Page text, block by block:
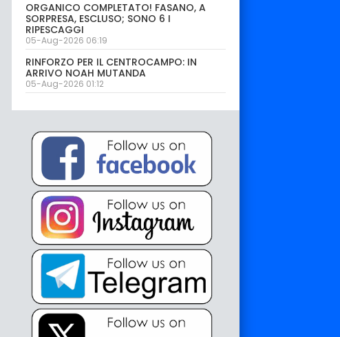
ORGANICO COMPLETATO! FASANO, A
SORPRESA, ESCLUSO; SONO 6 I
RIPESCAGGI
05-Aug-2026 06:19
RINFORZO PER IL CENTROCAMPO: IN
ARRIVO NOAH MUTANDA
05-Aug-2026 01:12